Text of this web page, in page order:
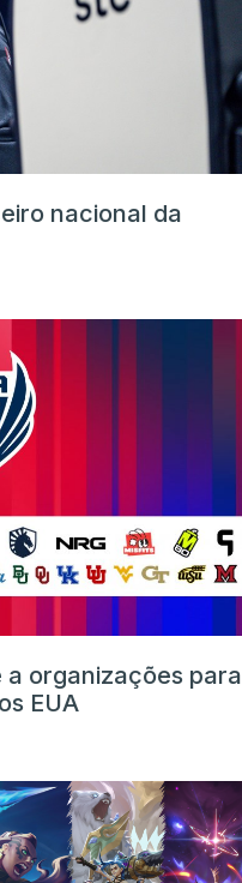
nacional da
a organizações para
EUA